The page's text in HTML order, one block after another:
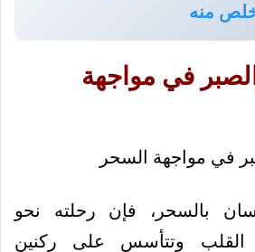
منه
في مواجهة
بالسحر، فإن رحلته نحو
القلب وتتأسس على ركنين